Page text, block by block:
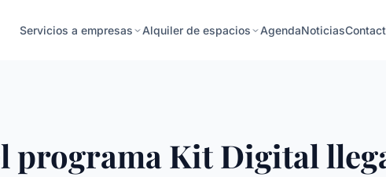
Servicios a empresas Alquiler de espacios AgendaNoticias
programa Kit Digital